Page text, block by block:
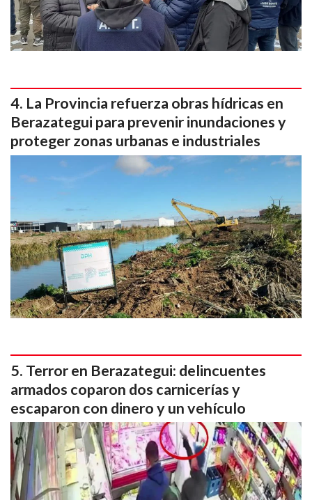
La Provincia refuerza obras hídricas en
Berazategui para prevenir inundaciones y
proteger zonas urbanas e industriales
Terror en Berazategui: delincuentes
armados coparon dos carnicerías y
escaparon con dinero y un vehículo